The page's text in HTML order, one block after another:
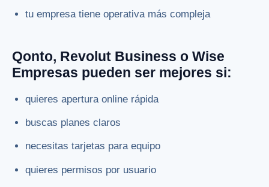
tu empresa tiene operativa más compleja
Qonto, Revolut Business o Wise
Empresas pueden ser mejores si:
quieres apertura online rápida
buscas planes claros
necesitas tarjetas para equipo
quieres permisos por usuario